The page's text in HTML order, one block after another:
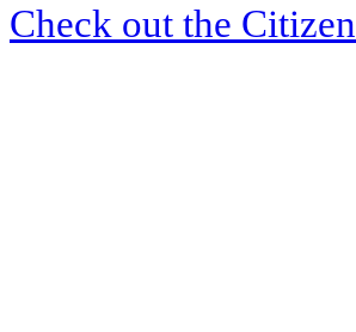
Check out the